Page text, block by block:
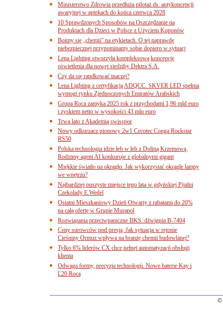
Ministerstwo Zdrowia przedłuża pilotaż ds. antykoncepcji
awaryjnej w aptekach do końca czerwca 2028
10 Sprawdzonych Sposobów na Oszczędzanie na
Produktach dla Dzieci w Polsce z Użyciem Kuponów
Boimy się „chemii” na etykietach. O tej naprawdę
niebezpiecznej przypominamy sobie dopiero w sytuacj
Lena Lighting stworzyła kompleksową koncepcję
oświetlenia dla nowej siedziby Dektra S.A.
Czy da się randkować inaczej?
Lena Lighting z certyfikacją ADQCC. SKVER LED spełnia
wymogi rynku Zjednoczonych Emiratów Arabskich
Grupa Roca zamyka 2025 rok z przychodami 1,96 mld euro
i zyskiem netto w wysokości 43 mln euro
Trwa lato z Akademią swisspor
Nowy odkurzacz pionowy 2w1 Cecotec Conga Rockstar
RS50
Polska technologia idzie łeb w łeb z Doliną Krzemową.
Rodzimy agent AI konkuruje z globalnymi gigant
Miękkie światło na okrągło. Jak wykorzystać okrągłe lampy
we wnętrzu?
Najbardziej puszyste miejsce tego lata w gdyńskiej Pijalni
Czekolady E.Wedel
Ostatni Mieszkaniowy Dzień Otwarty z rabatami do 20%
na całą ofertę w Grupie Murapol
Rozwiązania przeciwpaniczne BKS: dźwignia B-7404
Ceny surowców pod presją. Jak sytuacja w rejonie
Cieśniny Ormuz wpływa na branżę chemii budowlanej?
Tylko 6% liderów CX chce pełnej automatyzacji obsługi
klienta
Odwaga formy, precyzja technologii. Nowe baterie Kay i
L20 Roca
©